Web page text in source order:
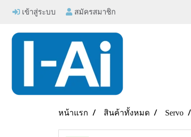
เข้าสู่ระบบ สมัครสมาชิก
หน้าแรก สินค้าทั้งหมด Servo